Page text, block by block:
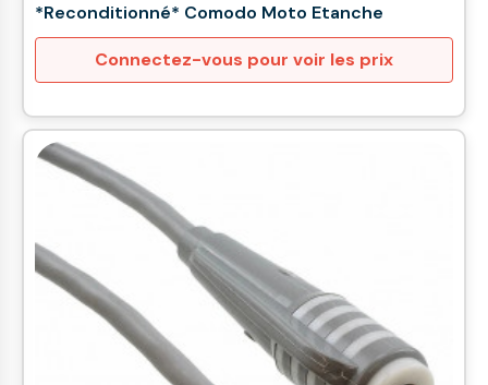
*Reconditionné* Comodo Moto Etanche
Connectez-vous pour voir les prix